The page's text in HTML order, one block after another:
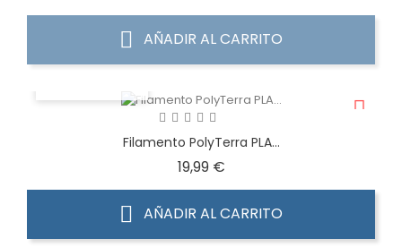
AÑADIR AL CARRITO
Filamento PolyTerra PLA...
19,99 €Precio
AÑADIR AL CARRITO